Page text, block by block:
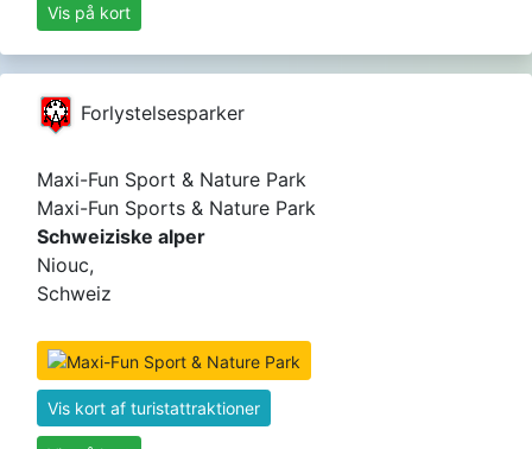
Vis på kort
Forlystelsesparker
Maxi-Fun Sport & Nature Park
Maxi-Fun Sports & Nature Park
Schweiziske alper
Niouc,
Schweiz
Vis kort af turistattraktioner